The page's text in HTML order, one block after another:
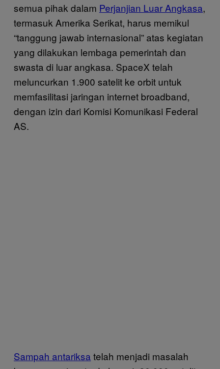
semua pihak dalam Perjanjian Luar Angkasa,
termasuk Amerika Serikat, harus memikul
“tanggung jawab internasional” atas kegiatan
yang dilakukan lembaga pemerintah dan
swasta di luar angkasa. SpaceX telah
meluncurkan 1.900 satelit ke orbit untuk
memfasilitasi jaringan internet broadband,
dengan izin dari Komisi Komunikasi Federal
AS.
Sampah antariksa telah menjadi masalah